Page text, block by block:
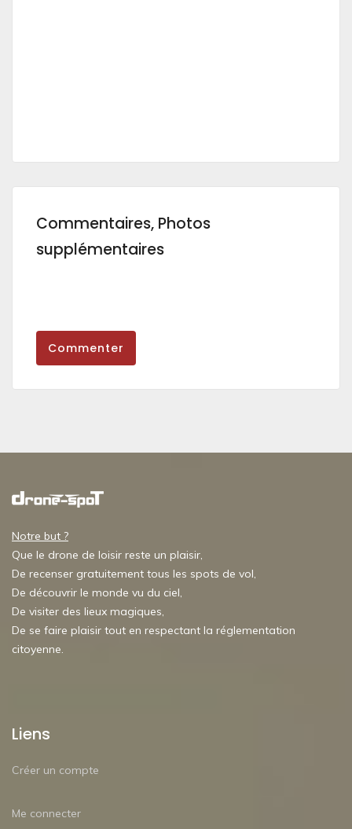
Commentaires, Photos
supplémentaires
Commenter
Notre but ?
Que le drone de loisir reste un plaisir,
De recenser gratuitement tous les spots de vol,
De découvrir le monde vu du ciel,
De visiter des lieux magiques,
De se faire plaisir tout en respectant la réglementation
citoyenne.
Liens
Créer un compte
Me connecter